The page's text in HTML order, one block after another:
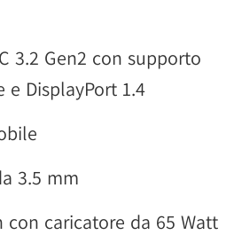
3.2 Gen2 con supporto
e DisplayPort 1.4
3.5 mm
con caricatore da 65 Watt